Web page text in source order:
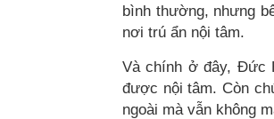
bình thường, nhưng
nơi trú ẩn nội tâm.
Và chính ở đây, Đức
được nội tâm. Còn
ngoài mà vẫn không